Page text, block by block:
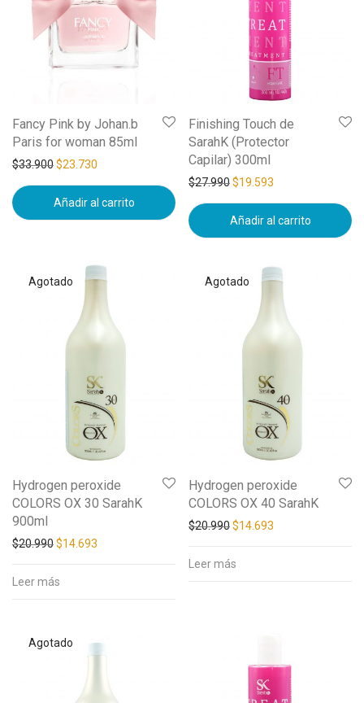
Fancy Pink by Johan.b
Paris for woman 85ml
$33.900$23.730
Añadir al carrito
Finishing Touch de
SarahK (Protector
Capilar) 300ml
$27.990$19.593
Añadir al carrito
Hydrogen peroxide
COLORS OX 30 SarahK
900ml
$20.990$14.693
Leer más
Hydrogen peroxide
COLORS OX 40 SarahK
$20.990$14.693
Leer más